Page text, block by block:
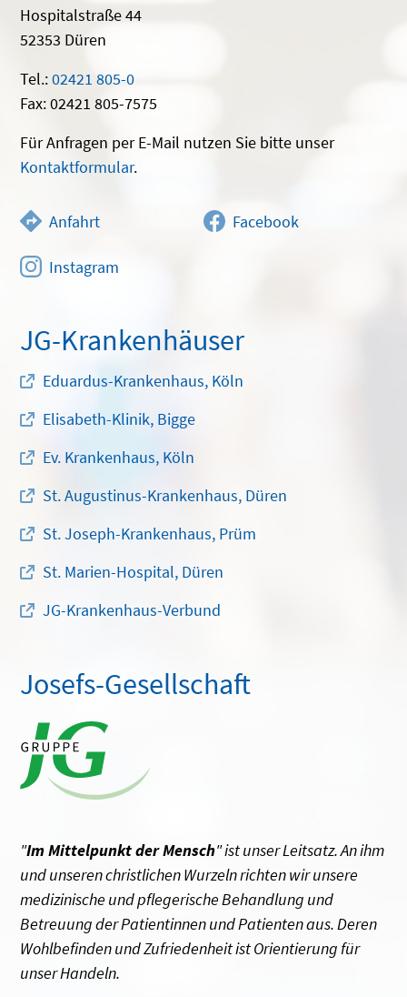
Hospitalstraße 44
52353 Düren
Tel.:02421 805-0
Fax: 02421 805-7575
Für Anfragen per E-Mail nutzen Sie bitte unser
Kontaktformular.
Anfahrt Facebook
Instagram
JG-Krankenhäuser
Eduardus-Krankenhaus, Köln
Elisabeth-Klinik, Bigge
Ev. Krankenhaus, Köln
St. Augustinus-Krankenhaus, Düren
St. Joseph-Krankenhaus, Prüm
St. Marien-Hospital, Düren
JG-Krankenhaus-Verbund
Josefs-Gesellschaft
"Im Mittelpunkt der Mensch" ist unser Leitsatz. An ihm
und unseren christlichen Wurzeln richten wir unsere
medizinische und pflegerische Behandlung und
Betreuung der Patientinnen und Patienten aus. Deren
Wohlbefinden und Zufriedenheit ist Orientierung für
unser Handeln.